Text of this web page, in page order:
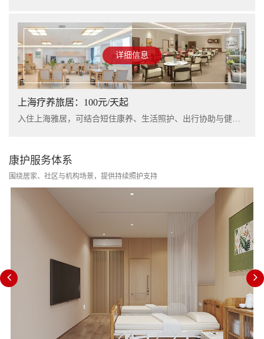
详细信息
上海疗养旅居：100元/天起
康护服务体系
围绕居家、社区与机构场景，提供持续照护支持